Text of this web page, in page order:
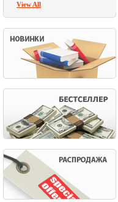
View All